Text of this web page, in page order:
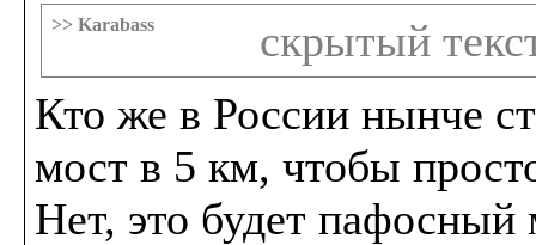
>> Karabass
скрытый
Кто же в России нынче
мост в 5 км, чтобы
Нет, это будет пафосный